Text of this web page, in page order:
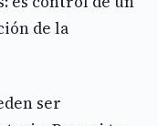
de la
ser